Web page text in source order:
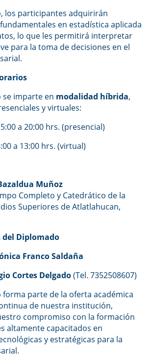
los participantes adquirirán
en estadística aplicada
lo que les permitirá interpretar
para la toma de decisiones en el
se imparte en modalidad híbrida,
y virtuales:
a 20:00 hrs. (presencial)
a 13:00 hrs. (virtual)
Muñoz
Completo y Catedrático de la
Superiores de Atlatlahucan,
del Diplomado
Franco Saldaña
Cortes Delgado(Tel. 7352508607)
forma parte de la oferta académica
de nuestra institución,
compromiso con la formación
altamente capacitados en
y estratégicas para la